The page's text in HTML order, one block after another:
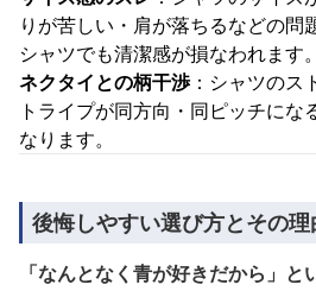
りが苦しい・肩が落ちるなどの問
シャツでも清潔感が損なわれます。
ネクタイとの柄干渉：シャツのス
トライプが同方向・同ピッチにな
なります。
後悔しやすい選び方とその理
「なんとなく青が好きだから」と